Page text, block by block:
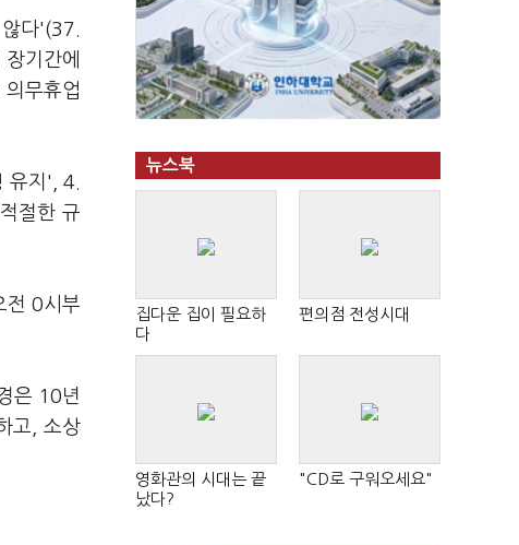
다'(37.
기간에
무휴업
유지', 4.
절한 규
전 0시부
은 10년
고, 소상
뉴스북
집다운 집이 필요하
다
편의점 전성시대
영화관의 시대는 끝
났다?
"CD로 구워오세요"